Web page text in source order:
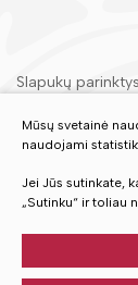
Slapukų parinktys
Mūsų svetainė
naudojami
Jei Jūs sutinkate,
„Sutinku“ ir toliau